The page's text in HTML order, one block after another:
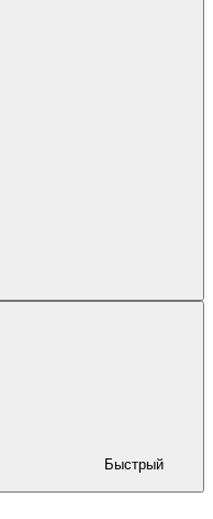
Быстрый